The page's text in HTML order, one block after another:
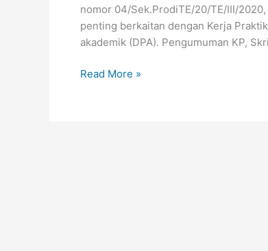
nomor 04/Sek.ProdiTE/20/TE/III/
penting berkaitan dengan Kerja
akademik (DPA). Pengumuman KP,
Read More »